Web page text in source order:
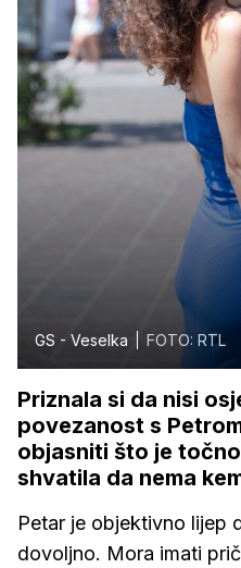
GS - Veselka FOTO: RTL
Priznala si da nisi
povezanost s
objasniti što je
shvatila da nema
Petar je objektivno lijep
dovoljno. Mora imati